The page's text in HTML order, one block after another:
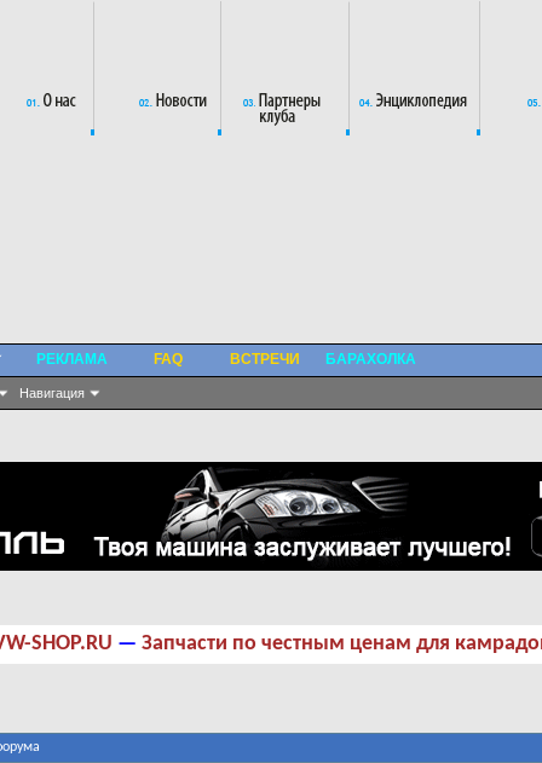
Навигация
РЕКЛАМА FAQ ВСТРЕЧИ БАРАХОЛКА
SHOP.RU — Запчасти по честным ценам для